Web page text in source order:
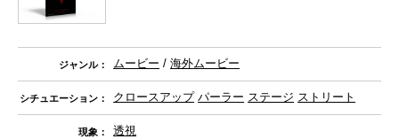
ジャンル： ムービー /海外ムービー
シチュエーション： クロースアップ パーラー ステージ ストリート
現象： 透視